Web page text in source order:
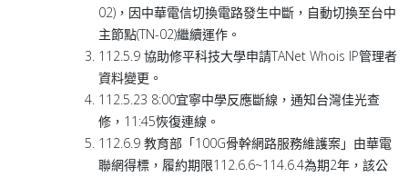
02)，因中華電信切換電路發生中斷，自動切換至台中
主節點(TN-02)繼續運作。
112.5.9 協助修平科技大學申請TANet Whois IP管理者
資料變更。
112.5.23 8:00宜寧中學反應斷線，通知台灣佳光查
修，11:45恢復連線。
112.6.9 教育部「100G骨幹網路服務維護案」由華電
聯網得標，履約期限112.6.6~114.6.4為期2年，該公